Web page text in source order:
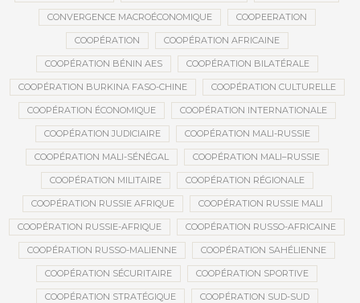
CONVERGENCE MACROÉCONOMIQUE COOPEERATION
COOPÉRATION COOPÉRATION AFRICAINE
COOPÉRATION BÉNIN AES COOPÉRATION BILATÉRALE
COOPÉRATION BURKINA FASO-CHINE COOPÉRATION CULTURELLE
COOPÉRATION ÉCONOMIQUE COOPÉRATION INTERNATIONALE
COOPÉRATION JUDICIAIRE COOPÉRATION MALI-RUSSIE
COOPÉRATION MALI-SÉNÉGAL COOPÉRATION MALI–RUSSIE
COOPÉRATION MILITAIRE COOPÉRATION RÉGIONALE
COOPÉRATION RUSSIE AFRIQUE COOPÉRATION RUSSIE MALI
COOPÉRATION RUSSIE-AFRIQUE COOPÉRATION RUSSO-AFRICAINE
COOPÉRATION RUSSO-MALIENNE COOPÉRATION SAHÉLIENNE
COOPÉRATION SÉCURITAIRE COOPÉRATION SPORTIVE
COOPÉRATION STRATÉGIQUE COOPÉRATION SUD-SUD